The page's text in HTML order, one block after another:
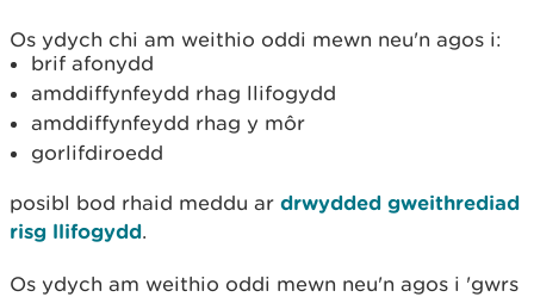
Os ydych chi am weithio oddi mewn neu'n agos i:
brif afonydd
amddiffynfeydd rhag llifogydd
amddiffynfeydd rhag y môr
gorlifdiroedd
posibl bod rhaid meddu ar drwydded gweithrediad
risg llifogydd.
Os ydych am weithio oddi mewn neu'n agos i 'gwrs